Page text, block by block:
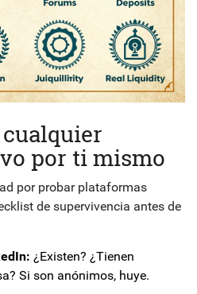
por ti mismo
por probar plataformas
de supervivencia antes de
¿Existen? ¿Tienen
Si son anónimos, huye.